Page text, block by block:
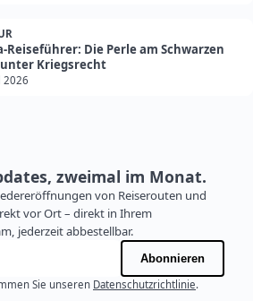
Reiseführer: Die Perle am Schwarzen
Kriegsrecht
2026
zweimal im Monat.
von Reiserouten und
vor Ort – direkt in Ihrem
jederzeit abbestellbar.
Abonnieren
Sie unseren Datenschutzrichtlinie.